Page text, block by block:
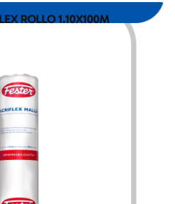
ROLLO 1.10X100M